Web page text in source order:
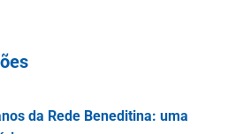
da Rede Beneditina: uma